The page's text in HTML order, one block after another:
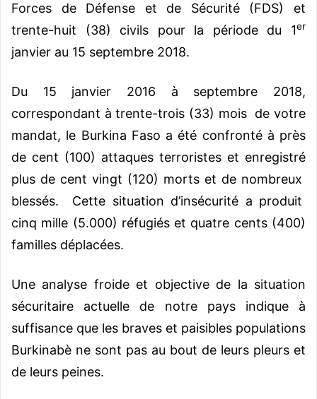
Forces de Défense et de Sécurité (FDS) et
trente-huit (38) civils pour la période du 1er
janvier au 15 septembre 2018.
Du 15 janvier 2016 à septembre 2018,
correspondant à trente-trois (33) mois de votre
mandat, le Burkina Faso a été confronté à près
de cent (100) attaques terroristes et enregistré
plus de cent vingt (120) morts et de nombreux
blessés. Cette situation d’insécurité a produit
cinq mille (5.000) réfugiés et quatre cents (400)
familles déplacées.
Une analyse froide et objective de la situation
sécuritaire actuelle de notre pays indique à
suffisance que les braves et paisibles populations
Burkinabè ne sont pas au bout de leurs pleurs et
de leurs peines.